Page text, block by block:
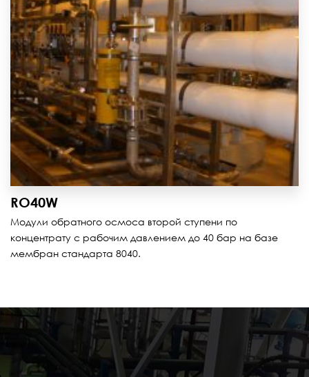
RO40W
Модули обратного осмоса второй ступени по
концентрату с рабочим давлением до 40 бар на базе
мембран стандарта 8040.